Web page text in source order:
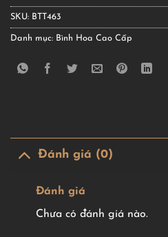
SKU: BTT463
Danh mục: Bình Hoa Cao Cấp
Đánh giá (0)
Đánh giá
Chưa có đánh giá nào.